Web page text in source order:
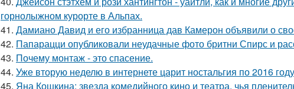
горнолыжном курорте в Альпах.
41. Дамиано Давид и его избранница дав Камерон объявили о
42. Папарацци опубликовали неудачные фото бритни Спирс и
43. Почему монтаж - это спасение.
44. Уже вторую неделю в интернете царит ностальгия по 2016
45. Яна Кошкина: звезда комедийного кино и театра, чья